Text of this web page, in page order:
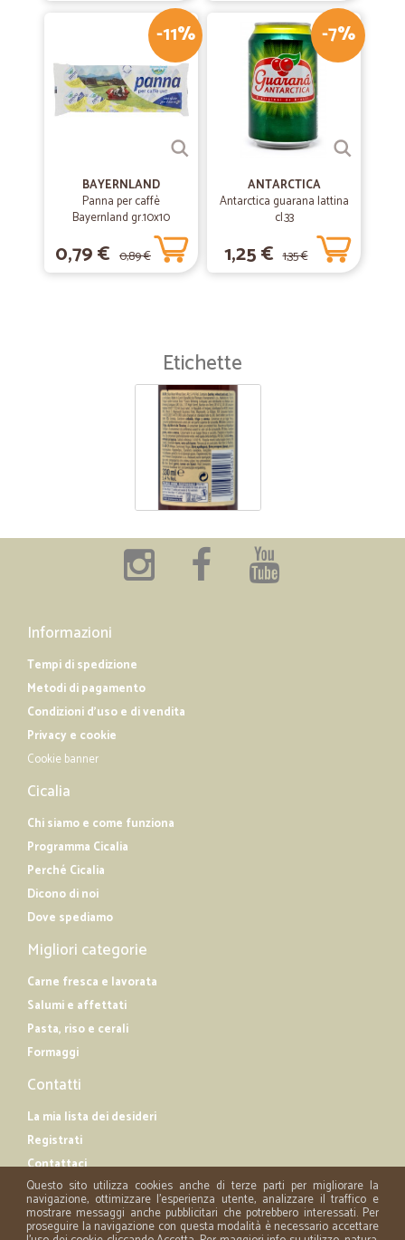
-11%
BAYERNLAND
Panna per caffè
Bayernland gr.10x10
0,79 € 0,89 €
-7%
ANTARCTICA
Antarctica guarana lattina
cl.33
1,25 € 1,35 €
Etichette
Informazioni
Tempi di spedizione
Metodi di pagamento
Condizioni d'uso e di vendita
Privacy e cookie
Cookie banner
Cicalia
Chi siamo e come funziona
Programma Cicalia
Perché Cicalia
Dicono di noi
Dove spediamo
Migliori categorie
Carne fresca e lavorata
Salumi e affettati
Pasta, riso e cerali
Formaggi
Contatti
La mia lista dei desideri
Registrati
Contattaci
Questo sito utilizza cookies anche di terze parti per migliorare la
navigazione, ottimizzare l'esperienza utente, analizzare il traffico e
mostrare messaggi anche pubblicitari che potrebbero interessati. Per
proseguire la navigazione con questa modalità è necessario accettare